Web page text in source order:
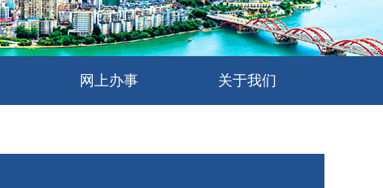
网上办事 关于我们